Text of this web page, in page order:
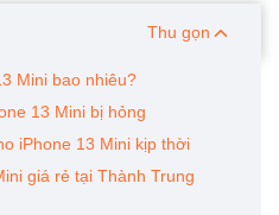
Thu gọn
Mini bao nhiêu?
13 Mini bị hỏng
iPhone 13 Mini kịp thời
giá rẻ tại Thành Trung